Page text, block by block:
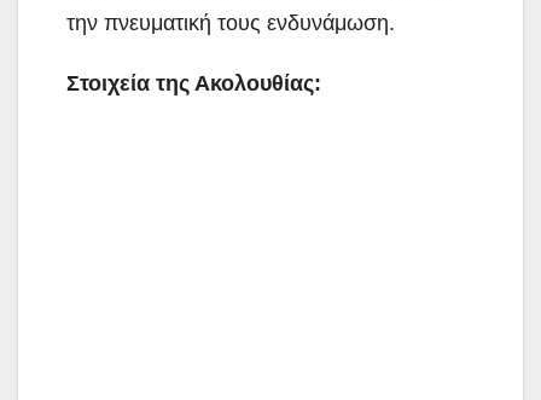
την πνευματική τους ενδυνάμωση.
Στοιχεία της Ακολουθίας: